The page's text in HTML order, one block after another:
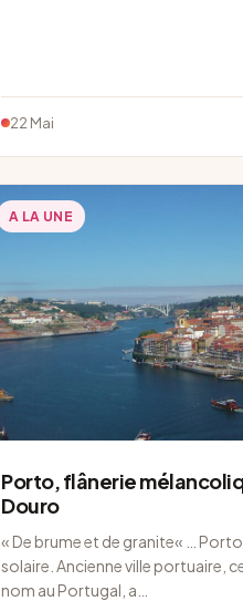
22 Mai
A LA UNE
Porto, flânerie
Douro
« De brume et de granite« …
solaire. Ancienne ville portuaire,
nom au Portugal, a…